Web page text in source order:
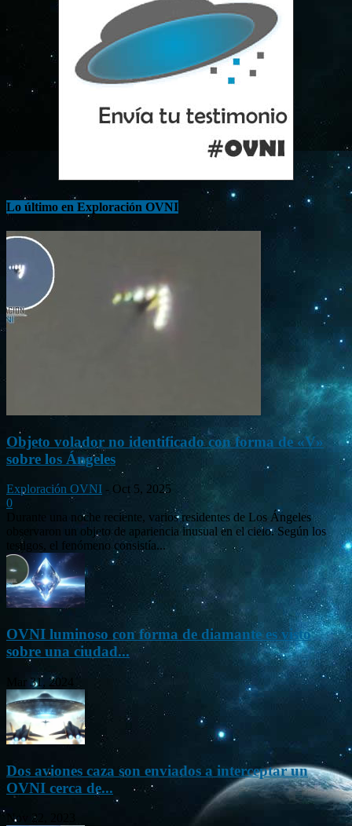
Lo último en Exploración OVNI
Objeto volador no identificado con forma de «V»
sobre los Ángeles
Exploración OVNI - Oct 5, 2025
0
Durante una noche reciente, varios residentes de Los Ángeles
observaron un objeto de apariencia inusual en el cielo. Según los
testigos, el fenómeno consistía...
OVNI luminoso con forma de diamante es visto
sobre una ciudad...
Mar 31, 2024
Dos aviones caza son enviados a interceptar un
OVNI cerca de...
Nov 22, 2023